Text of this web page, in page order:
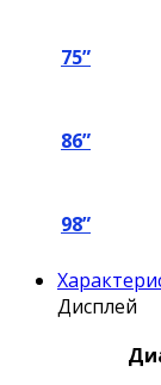
75”
86”
98”
Дисплей